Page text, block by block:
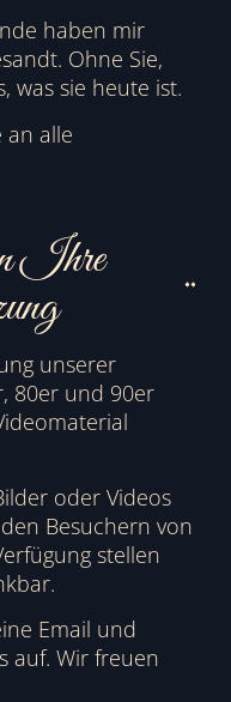
haben mir
Ohne Sie,
was sie heute ist.
an alle
Ihre
unserer
80er und 90er
oder Videos
Besuchern von
stellen
Email und
auf. Wir freuen